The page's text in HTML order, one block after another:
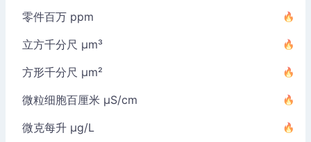
零件百万 ppm
立方千分尺 µm³
方形千分尺 µm²
微粒细胞百厘米 µS/cm
微克每升 µg/L